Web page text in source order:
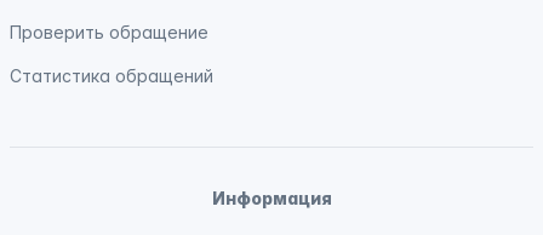
Проверить обращение
Статистика обращений
Информация